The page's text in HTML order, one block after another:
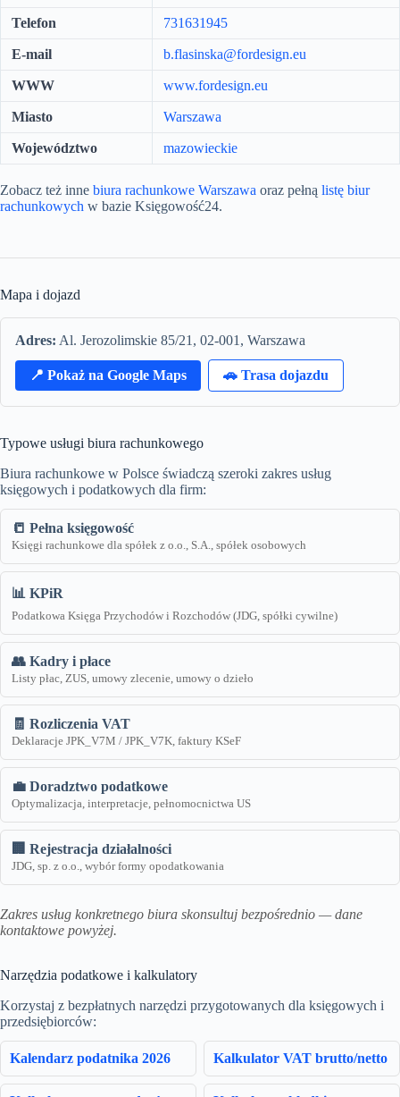
Telefon 731631945
E-mail b.flasinska@fordesign.eu
WWW www.fordesign.eu
Miasto Warszawa
Województwo mazowieckie
Zobacz też inne biura rachunkowe Warszawa oraz pełną listę biur
rachunkowych w bazie Księgowość24.
Mapa i dojazd
Adres: Al. Jerozolimskie 85/21, 02-001, Warszawa
📍 Pokaż na Google Maps 🚗 Trasa dojazdu
Typowe usługi biura rachunkowego
Biura rachunkowe w Polsce świadczą szeroki zakres usług
księgowych i podatkowych dla firm:
📒 Pełna księgowość
Księgi rachunkowe dla spółek z o.o., S.A., spółek osobowych
📊 KPiR
Podatkowa Księga Przychodów i Rozchodów (JDG, spółki cywilne)
👥 Kadry i płace
Listy płac, ZUS, umowy zlecenie, umowy o dzieło
🧾 Rozliczenia VAT
Deklaracje JPK_V7M / JPK_V7K, faktury KSeF
💼 Doradztwo podatkowe
Optymalizacja, interpretacje, pełnomocnictwa US
🏢 Rejestracja działalności
JDG, sp. z o.o., wybór formy opodatkowania
Zakres usług konkretnego biura skonsultuj bezpośrednio — dane
kontaktowe powyżej.
Narzędzia podatkowe i kalkulatory
Korzystaj z bezpłatnych narzędzi przygotowanych dla księgowych i
przedsiębiorców:
Kalendarz podatnika 2026 Kalkulator VAT brutto/netto